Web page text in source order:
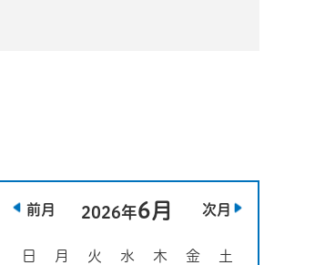
前月 2026年6月 次月
日 月 火 水 木 金
土